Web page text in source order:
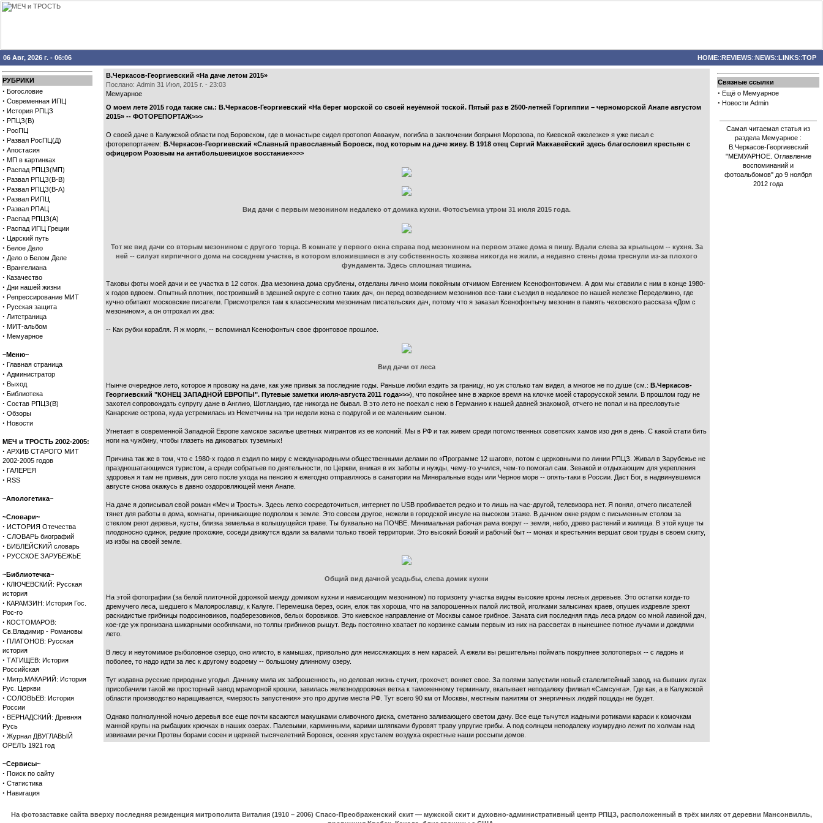
06 Авг, 2026 г. - 06:06 HOME::REVIEWS::NEWS::LINKS::TOP
РУБРИКИ
· Богословие
· Современная ИПЦ
· История РПЦЗ
· РПЦЗ(В)
· РосПЦ
· Развал РосПЦ(Д)
· Апостасия
· МП в картинках
· Распад РПЦЗ(МП)
· Развал РПЦЗ(В-В)
· Развал РПЦЗ(В-А)
· Развал РИПЦ
· Развал РПАЦ
· Распад РПЦЗ(А)
· Распад ИПЦ Греции
· Царский путь
· Белое Дело
· Дело о Белом Деле
· Врангелиана
· Казачество
· Дни нашей жизни
· Репрессирование МИТ
· Русская защита
· Литстраница
· МИТ-альбом
· Мемуарное
~Меню~
· Главная страница
· Администратор
· Выход
· Библиотека
· Состав РПЦЗ(В)
· Обзоры
· Новости
МЕЧ и ТРОСТЬ 2002-2005:
· АРХИВ СТАРОГО МИТ
2002-2005 годов
· ГАЛЕРЕЯ
· RSS
~Апологетика~
~Словари~
· ИСТОРИЯ Отечества
· СЛОВАРЬ биографий
· БИБЛЕЙСКИЙ словарь
· РУССКОЕ ЗАРУБЕЖЬЕ
~Библиотечка~
· КЛЮЧЕВСКИЙ: Русская
история
· КАРАМЗИН: История Гос.
Рос-го
· КОСТОМАРОВ:
Св.Владимир - Романовы
· ПЛАТОНОВ: Русская
история
· ТАТИЩЕВ: История
Российская
· Митр.МАКАРИЙ: История
Рус. Церкви
· СОЛОВЬЕВ: История
России
· ВЕРНАДСКИЙ: Древняя
Русь
· Журнал ДВУГЛАВЫЙ
ОРЕЛЪ 1921 год
~Сервисы~
· Поиск по сайту
· Статистика
· Навигация
В.Черкасов-Георгиевский «На даче летом 2015»
Послано: Admin 31 Июл, 2015 г. - 23:03
Мемуарное
О моем лете 2015 года также см.: В.Черкасов-Георгиевский «На берег морской со своей неуёмной тоской. Пятый раз в 2500-летней Горгиппии – черноморской Анапе августом
2015» -- ФОТОРЕПОРТАЖ>>>
О своей даче в Калужской области под Боровском, где в монастыре сидел протопоп Аввакум, погибла в заключении боярыня Морозова, по Киевской «железке» я уже писал с
фоторепортажем: В.Черкасов-Георгиевский «Славный православный Боровск, под которым на даче живу. В 1918 отец Сергий Маккавейский здесь благословил крестьян с
офицером Розовым на антибольшевицкое восстание»>>>
Вид дачи с первым мезонином недалеко от домика кухни. Фотосъемка утром 31 июля 2015 года.
Тот же вид дачи со вторым мезонином с другого торца. В комнате у первого окна справа под мезонином на первом этаже дома я пишу. Вдали слева за крыльцом -- кухня. За
ней -- силуэт кирпичного дома на соседнем участке, в котором вложившиеся в эту собственность хозяева никогда не жили, а недавно стены дома треснули из-за плохого
фундамента. Здесь сплошная тишина.
Таковы фоты моей дачи и ее участка в 12 соток. Два мезонина дома срублены, отделаны лично моим покойным отчимом Евгением Ксенофонтовичем. А дом мы ставили с ним в конце 1980-
х годов вдвоем. Опытный плотник, построивший в здешней округе с сотню таких дач, он перед возведением мезонинов все-таки съездил в недалекое по нашей железке Переделкино, где
кучно обитают московские писатели. Присмотрелся там к классическим мезонинам писательских дач, потому что я заказал Ксенофонтычу мезонин в память чеховского рассказа «Дом с
мезонином», а он отгрохал их два:
-- Как рубки корабля. Я ж моряк, -- вспоминал Ксенофонтыч свое фронтовое прошлое.
Вид дачи от леса
Нынче очередное лето, которое я провожу на даче, как уже привык за последние годы. Раньше любил ездить за границу, но уж столько там видел, а многое не по душе (см.: В.Черкасов-
Георгиевский "КОНЕЦ ЗАПАДНОЙ ЕВРОПЫ". Путевые заметки июля-августа 2011 года>>>), что покойнее мне в жаркое время на клочке моей старорусской земли. В прошлом году не
захотел сопровождать супругу даже в Англию, Шотландию, где никогда не бывал. В это лето не поехал с нею в Германию к нашей давней знакомой, отчего не попал и на пресловутые
Канарские острова, куда устремилась из Неметчины на три недели жена с подругой и ее маленьким сыном.
Угнетает в современной Западной Европе хамское засилье цветных мигрантов из ее колоний. Мы в РФ и так живем среди потомственных советских хамов изо дня в день. С какой стати бить
ноги на чужбину, чтобы глазеть на диковатых туземных!
Причина так же в том, что с 1980-х годов я ездил по миру с международными общественными делами по «Программе 12 шагов», потом с церковными по линии РПЦЗ. Живал в Зарубежье не
праздношатающимся туристом, а среди собратьев по деятельности, по Церкви, вникая в их заботы и нужды, чему-то учился, чем-то помогал сам. Зевакой и отдыхающим для укрепления
здоровья я там не привык, для сего после ухода на пенсию я ежегодно отправляюсь в санатории на Минеральные воды или Черное море -- опять-таки в России. Даст Бог, в надвинувшемся
августе снова окажусь в давно оздоровляющей меня Анапе.
На даче я дописывал свой роман «Меч и Трость». Здесь легко сосредоточиться, интернет по USB пробивается редко и то лишь на час-другой, телевизора нет. Я понял, отчего писателей
тянет для работы в дома, комнаты, приникающие подполом к земле. Это совсем другое, нежели в городской инсуле на высоком этаже. В дачном окне рядом с письменным столом за
стеклом реют деревья, кусты, близка земелька в колышущейся траве. Ты буквально на ПОЧВЕ. Минимальная рабочая рама вокруг -- земля, небо, древо растений и жилища. В этой куще ты
плодоносно одинок, редкие прохожие, соседи движутся вдали за валами только твоей территории. Это высокий Божий и рабочий быт -- монах и крестьянин вершат свои труды в своем скиту,
из избы на своей земле.
Общий вид дачной усадьбы, слева домик кухни
На этой фотографии (за белой плиточной дорожкой между домиком кухни и нависающим мезонином) по горизонту участка видны высокие кроны лесных деревьев. Это остатки когда-то
дремучего леса, шедшего к Малоярославцу, к Калуге. Перемешка берез, осин, елок так хороша, что на запорошенных палой листвой, иголками залысинах краев, опушек издревле зреют
раскидистые грибницы подосиновиков, подберезовиков, белых боровиков. Это киевское направление от Москвы самое грибное. Зажата сия последняя пядь леса рядом со мной лавиной дач,
кое-где уж пронизана шикарными особняками, но толпы грибников рыщут. Ведь постоянно хватает по корзинке самым первым из них на рассветах в нынешнее потное лучами и дождями
лето.
В лесу и неутомимое рыболовное озерцо, оно илисто, в камышах, привольно для неиссякающих в нем карасей. А ежели вы решительны поймать покрупнее золотоперых -- с ладонь и
поболее, то надо идти за лес к другому водоему -- большому длинному озеру.
Тут издавна русские природные угодья. Дачнику мила их заброшенность, но деловая жизнь стучит, грохочет, воняет свое. За полями запустили новый сталелитейный завод, на бывших лугах
присобачили такой же просторный завод мраморной крошки, завилась железнодорожная ветка к таможенному терминалу, вкалывает неподалеку филиал «Самсунга». Где как, а в Калужской
области производство наращивается, «мерзость запустения» это про другие места РФ. Тут всего 90 км от Москвы, местным пажитям от энергичных людей пощады не будет.
Однако полнолунной ночью деревья все еще почти касаются макушками сливочного диска, сметанно заливающего светом дачу. Все еще тычутся жадными ротиками караси к комочкам
манной крупы на рыбацких крючках в наших озерах. Палевыми, карминными, карими шляпками буровят траву упругие грибы. А под солнцем неподалеку изумрудно лежит по холмам над
извивами речки Протвы борами сосен и церквей тысячелетний Боровск, осеняя хрусталем воздуха окрестные наши россыпи домов.
Связные ссылки
· Ещё о Мемуарное
· Новости Admin
Самая читаемая статья из
раздела Мемуарное :
В.Черкасов-Георгиевский
"МЕМУАРНОЕ. Оглавление
воспоминаний и
фотоальбомов" до 9 ноября
2012 года
На фотозаставке сайта вверху последняя резиденция митрополита Виталия (1910 – 2006) Спасо-Преображенский скит — мужской скит и духовно-административный центр РПЦЗ, расположенный в трёх милях от деревни Мансонвилль,